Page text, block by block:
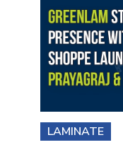
LAMINATE